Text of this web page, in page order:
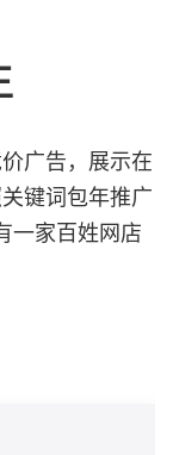
广告，展示在
键词包年推广
一家百姓网店